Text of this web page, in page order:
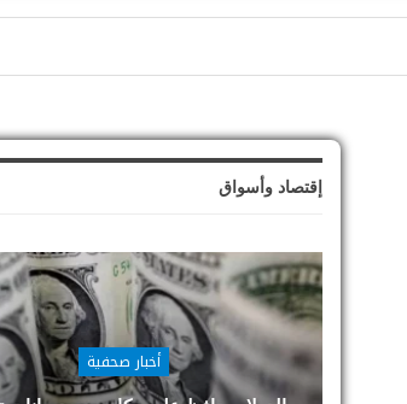
إقتصاد وأسواق
أخبار صحفية